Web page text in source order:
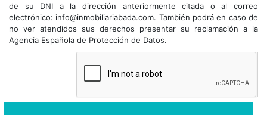
de su DNI a la dirección anteriormente citada o al correo
electrónico: info@inmobiliariabada.com. También podrá en caso de
no ver atendidos sus derechos presentar su reclamación a la
Agencia Española de Protección de Datos.